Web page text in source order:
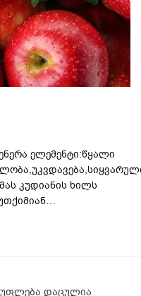
ელემენტი:წყალი
კუდიანის ხილს
უფლება დაცულია